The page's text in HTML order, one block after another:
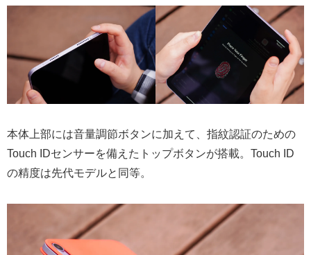
本体上部には音量調節ボタンに加えて、指紋認証のための
Touch IDセンサーを備えたトップボタンが搭載。Touch ID
の精度は先代モデルと同等。